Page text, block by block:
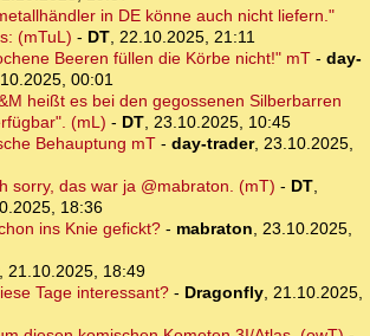
in DE könne auch nicht liefern."
(mTuL) - DT, 22.10.2025, 21:11
Beeren füllen die Körbe nicht!" mT- day-
00:01
heißt es bei den gegossenen Silberbarren
(mL) - DT, 23.10.2025, 10:45
Behauptung mT- day-trader, 23.10.2025,
sorry, das war ja @mabraton. (mT) - DT,
18:36
ins Knie gefickt?- mabraton, 23.10.2025,
21.10.2025, 18:49
Tage interessant?- Dragonfly, 21.10.2025,